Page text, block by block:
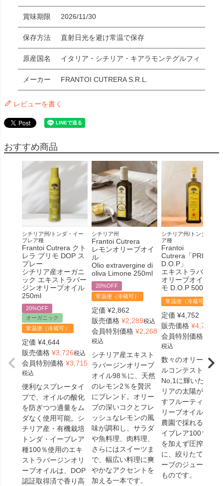
賞味期限 2026/11/30
保存方法 直射日光を避け常温で保存
原産国名 イタリア・シチリア・キアラモンテグルフィ
メーカー FRANTOI CUTRERA S.R.L.
レビューを書く
おすすめ商品
シチリア州/トンダ・イー
ブレア種
Frantoi Cutrera クト
レラ プリモ DOP ス
プレー
シチリア産オーガニ
ック エキストラバー
ジンオリーブオイル
250ml
20%OFF
オーガニック
常温便（冷蔵可）
定価 ¥4,644
販売価格 ¥3,726税込
会員特別価格 ¥3,715
税込
便利なスプレータイ
プで、オイルの酸化
を防ぎつつ適量をム
ダなく使用可能。シ
チリア産・有機栽培
トンダ・イーブレア
種100％使用のエキ
ストラバージンオリ
ーブオイルは、DOP
認証取得済で香り高
シチリア州
Frantoi Cutrera
レモンオリーブオイ
ル
Olio extravergine di
oliva Limone 250ml
20%OFF
常温便（冷蔵可）
定価 ¥2,862
販売価格 ¥2,289税込
会員特別価格 ¥2,268
税込
シチリア産エキスト
ラバージンオリーブ
オイル98％に、天然
のレモン2％を贅沢
にブレンド。オリー
ブの深いコクとフレ
ッシュなレモンの風
味が調和し、サラダ
や魚料理、肉料理、
さらにはスイーツま
で、幅広い料理に爽
やかなアクセントを
加える一本です。
シチリア州/トンダイブレ
ア種
Frantoi
Cutrera「PRIMO
D.O.P」
エキストラバージ
オリーブオイル プ
モ D.O.P 500ml
常温便（冷蔵可）
定価 ¥4,752
販売価格 ¥4,752
会員特別価格
税込
数々のオリーブオ
ルコンテストで世
No,1に輝いた、シ
リアの太陽が生み
すフルーティーな
リーブオイル。自
農園で採れるトン
イブレア100％を熱
を加えず圧搾。ま
に、絞りたてのオ
ーブのジュースそ
ものです。